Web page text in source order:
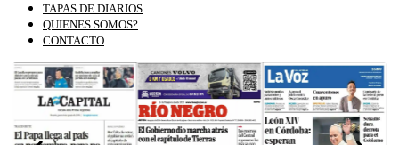
TAPAS DE DIARIOS
QUIENES SOMOS?
CONTACTO